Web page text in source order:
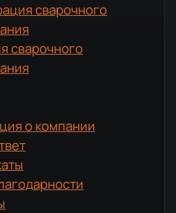
сварочного
сварочного
о компании